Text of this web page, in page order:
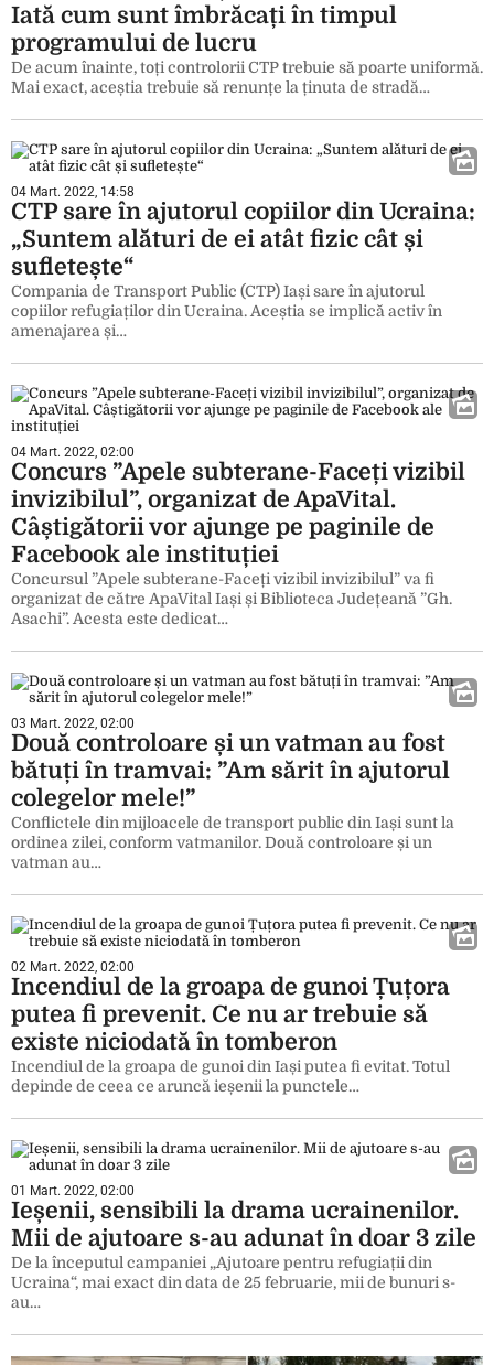
Iată cum sunt îmbrăcați în timpul
programului de lucru
De acum înainte, toți controlorii CTP trebuie să poarte uniformă.
Mai exact, aceștia trebuie să renunțe la ținuta de stradă…
04 Mart. 2022, 14:58
CTP sare în ajutorul copiilor din Ucraina:
„Suntem alături de ei atât fizic cât și
sufletește“
Compania de Transport Public (CTP) Iași sare în ajutorul
copiilor refugiaților din Ucraina. Aceștia se implică activ în
amenajarea și…
04 Mart. 2022, 02:00
Concurs ”Apele subterane-Faceți vizibil
invizibilul”, organizat de ApaVital.
Câștigătorii vor ajunge pe paginile de
Facebook ale instituției
Concursul ”Apele subterane-Faceți vizibil invizibilul” va fi
organizat de către ApaVital Iași și Biblioteca Județeană ”Gh.
Asachi”. Acesta este dedicat…
03 Mart. 2022, 02:00
Două controloare și un vatman au fost
bătuți în tramvai: ”Am sărit în ajutorul
colegelor mele!”
Conflictele din mijloacele de transport public din Iași sunt la
ordinea zilei, conform vatmanilor. Două controloare și un
vatman au…
02 Mart. 2022, 02:00
Incendiul de la groapa de gunoi Țuțora
putea fi prevenit. Ce nu ar trebuie să
existe niciodată în tomberon
Incendiul de la groapa de gunoi din Iași putea fi evitat. Totul
depinde de ceea ce aruncă ieșenii la punctele…
01 Mart. 2022, 02:00
Ieșenii, sensibili la drama ucrainenilor.
Mii de ajutoare s-au adunat în doar 3 zile
De la începutul campaniei „Ajutoare pentru refugiații din
Ucraina“, mai exact din data de 25 februarie, mii de bunuri s-
au…